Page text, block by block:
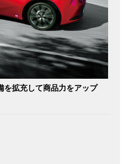
を拡充して商品力をアップ